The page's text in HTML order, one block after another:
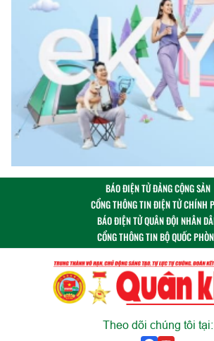
BÁO ĐIỆN TỬ ĐẢNG CỘNG SẢN
CỔNG THÔNG TIN ĐIỆN TỬ CHÍNH
BÁO ĐIỆN TỬ QUÂN ĐỘI NHÂN
CỔNG THÔNG TIN BỘ QUỐC
Theo dõi chúng tôi tại: